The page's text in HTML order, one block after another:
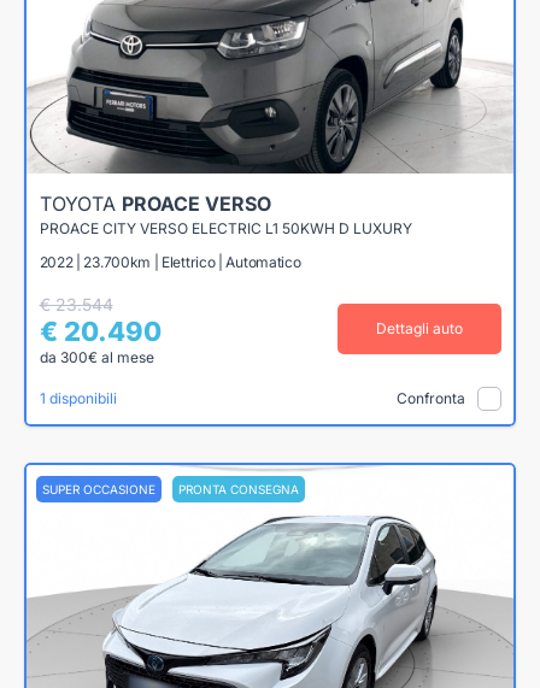
TOYOTA PROACE VERSO
PROACE CITY VERSO ELECTRIC L1 50KWH D LUXURY
2022 | 23.700km | Elettrico | Automatico
€ 23.544
€ 20.490
da 300€ al mese
Dettagli auto
1 disponibili Confronta
SUPER OCCASIONE PRONTA CONSEGNA